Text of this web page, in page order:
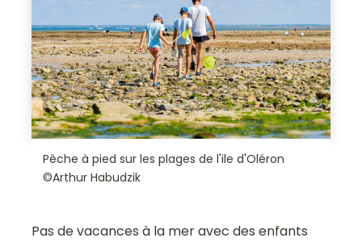
Pêche à pied sur les plages de l'ile d'Oléron
©Arthur Habudzik
Pas de vacances à la mer avec des enfants